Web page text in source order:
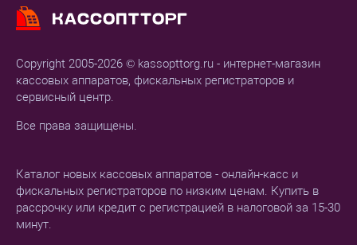
Copyright 2005-2026 © kassopttorg.ru - интернет-магазин
кассовых аппаратов, фискальных регистраторов и
сервисный центр.
Все права защищены.
Каталог новых кассовых аппаратов - онлайн-касс и
фискальных регистраторов по низким ценам. Купить в
рассрочку или кредит с регистрацией в налоговой за 15-30
минут.